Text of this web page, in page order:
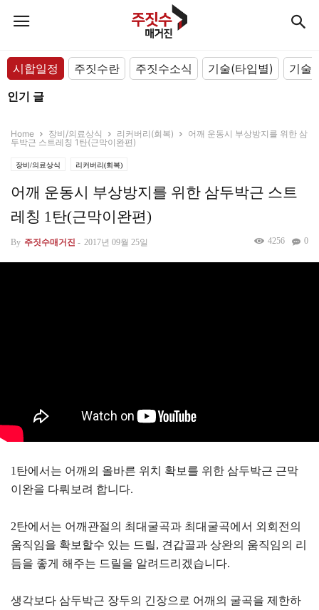
시합일정 주짓수란 주짓수소식 기술(타입별)
기술
인기 글
Home 장비/의료상식 리커버리(회복)
어깨 운동시 부상방지를 위한 삼
두박근 스트레칭 1탄(근막이완편)
장비/의료상식 리커버리(회복)
어깨 운동시 부상방지를 위한 삼두박근 스트
레칭 1탄(근막이완편)
By 주짓수매거진 - 2017년 09월 25일 0
4256
1탄에서는 어깨의 올바른 위치 확보를 위한 삼두박근 근막
이완을 다뤄보려 합니다.
2탄에서는 어깨관절의 최대굴곡과 최대굴곡에서 외회전의
움직임을 확보할수 있는 드릴, 견갑골과 상완의 움직임의 리
듬을 좋게 해주는 드릴을 알려드리겠습니다.
생각보다 삼두박근 장두의 긴장으로 어깨의 굴곡을 제한하